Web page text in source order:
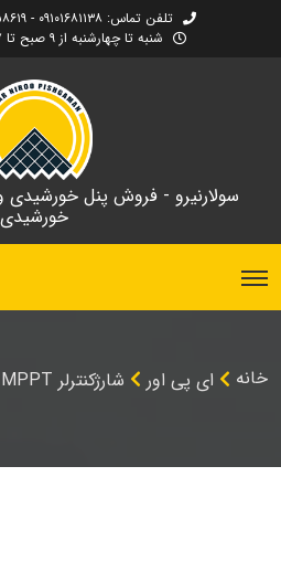
تلفن تماس: ۰۹۱۰۱۶۸۱۱۳۸ - ۰۲۱۸۸۴۵۸۶۱۹ - ۰۲۱۸۶۱۲۵۹۱۵
شنبه تا چهارشنبه از ۹ صبح تا ۱۷ و پنجشنبه تا ۱۲:۳۰
سولارنیرو - فروش پنل خورشیدی
خورشیدی
خانه ای پی اور شارژکنترلر MPPT برند ای پی اور سری Triron